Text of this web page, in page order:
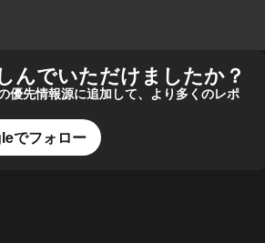
んでいただけましたか？
先情報源に追加して、より多くのレポ
でフォロー